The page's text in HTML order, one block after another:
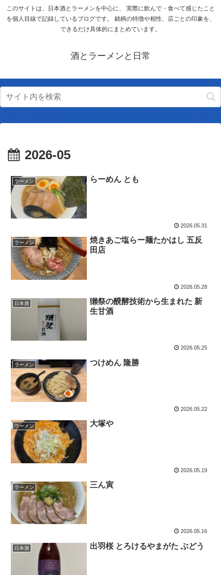
このサイトは、日本酒とラーメンを中心に、 実際に飲んで・食べて感じたこと
を個人目線で記録しているブログです。 銘柄の特徴や相性、店ごとの印象を、
できるだけ具体的にまとめています。
酒とラーメンと日常
2026-05
ラーメン らーめん とも
2026.05.31
ラーメン
焼きあご塩らー麺たかはし 五反
田店
2026.05.28
日本酒
獺祭の醗酵技術から生まれた 新
生甘酒
2026.05.25
ラーメン つけめん 隆勝
2026.05.22
ラーメン 大塚や
2026.05.19
ラーメン 三ん寅
2026.05.16
日本酒 出羽桜 とろけるやまがた ぶどう